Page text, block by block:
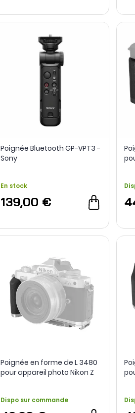
Poignée Bluetooth GP-VPT3 -
Sony
En stock
139,00 €
Poignée en forme de L 3480
pour appareil photo Nikon Z
Dispo sur commande